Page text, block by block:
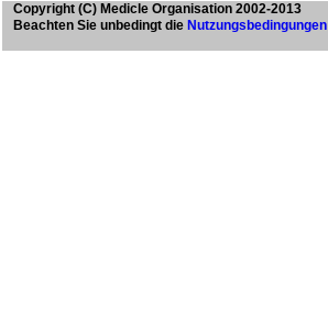
Copyright (C) Medicle Organisation 2002-2013
Beachten Sie unbedingt die Nutzungsbedingungen